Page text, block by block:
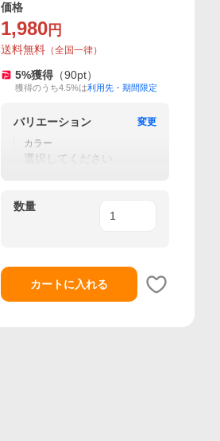
価格
1,980 円
送料無料 （全国一律）
5%獲得 （90pt）
獲得のうち4.5%は利用先・期間限定
バリエーション
変更
カラー
選択してください
数量
カートに入れる